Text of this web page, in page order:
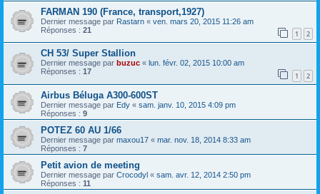
FARMAN 190 (France, transport,1927)
Dernier message par Rastarn « ven. mars 20, 2015 11:26 am
Réponses : 21 1 2
CH 53/ Super Stallion
Dernier message par buzuc « lun. févr. 02, 2015 10:00 am
Réponses : 17 1 2
Airbus Béluga A300-600ST
Dernier message par Edy « sam. janv. 10, 2015 4:09 pm
Réponses : 9
POTEZ 60 AU 1/66
Dernier message par maxou17 « mar. nov. 18, 2014 8:33 am
Réponses : 7
Petit avion de meeting
Dernier message par Crocodyl « sam. avr. 12, 2014 2:50 pm
Réponses : 11